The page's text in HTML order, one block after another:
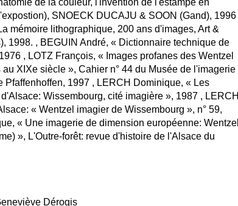
de la couleur, l'invention de l'estampe en
SNOECK DUCAJU & SOON (Gand), 1996
mémoire lithographique, 200 ans d'images, Art &
1998. , BEGUIN André, « Dictionnaire technique de
, LOTZ François, « Images profanes des Wentzel
XIXe siècle », Cahier n° 44 du Musée de l'imagerie
Pfaffenhoffen, 1997 , LERCH Dominique, « Les
Wissembourg, cité imagière », 1987 , LERCH
« Wentzel imagier de Wissembourg », n° 59,
« Une imagerie de dimension européenne: Wentzel
», L'Outre-forêt: revue d'histoire de l'Alsace du
Dérogis